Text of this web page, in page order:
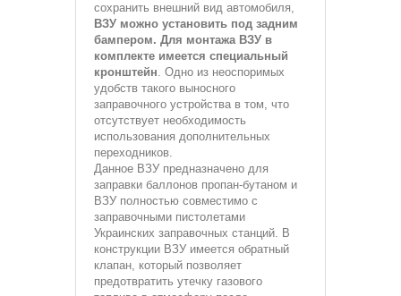
сохранить внешний вид автомобиля,
ВЗУ можно установить под задним
бампером. Для монтажа ВЗУ в
комплекте имеется специальный
кронштейн. Одно из неоспоримых
удобств такого выносного
заправочного устройства в том, что
отсутствует необходимость
использования дополнительных
переходников.
Данное ВЗУ предназначено для
заправки баллонов пропан-бутаном и
ВЗУ полностью совместимо с
заправочными пистолетами
Украинских заправочных станций. В
конструкции ВЗУ имеется обратный
клапан, который позволяет
предотвратить утечку газового